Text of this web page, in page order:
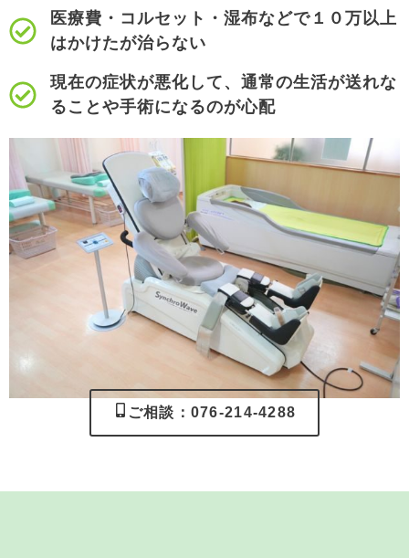
医療費・コルセット・湿布などで１０万以上
はかけたが治らない
現在の症状が悪化して、通常の生活が送れな
ることや手術になるのが心配
ご相談：076-214-4288